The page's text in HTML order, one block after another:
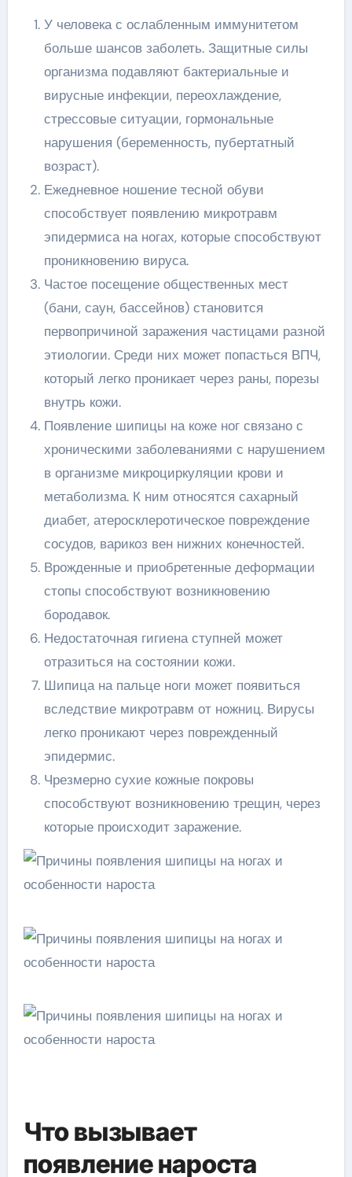
У человека с ослабленным иммунитетом
больше шансов заболеть. Защитные силы
организма подавляют бактериальные и
вирусные инфекции, переохлаждение,
стрессовые ситуации, гормональные
нарушения (беременность, пубертатный
возраст).
Ежедневное ношение тесной обуви
способствует появлению микротравм
эпидермиса на ногах, которые способствуют
проникновению вируса.
Частое посещение общественных мест
(бани, саун, бассейнов) становится
первопричиной заражения частицами разной
этиологии. Среди них может попасться ВПЧ,
который легко проникает через раны, порезы
внутрь кожи.
Появление шипицы на коже ног связано с
хроническими заболеваниями с нарушением
в организме микроциркуляции крови и
метаболизма. К ним относятся сахарный
диабет, атеросклеротическое повреждение
сосудов, варикоз вен нижних конечностей.
Врожденные и приобретенные деформации
стопы способствуют возникновению
бородавок.
Недостаточная гигиена ступней может
отразиться на состоянии кожи.
Шипица на пальце ноги может появиться
вследствие микротравм от ножниц. Вирусы
легко проникают через поврежденный
эпидермис.
Чрезмерно сухие кожные покровы
способствуют возникновению трещин, через
которые происходит заражение.
Что вызывает
появление нароста